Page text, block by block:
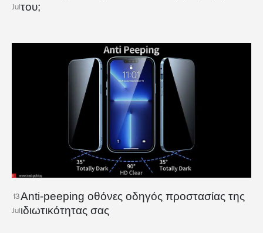
Julτου;
13
Jul
Anti-peeping οθόνες οδηγός προστασίας της
ιδιωτικότητας σας